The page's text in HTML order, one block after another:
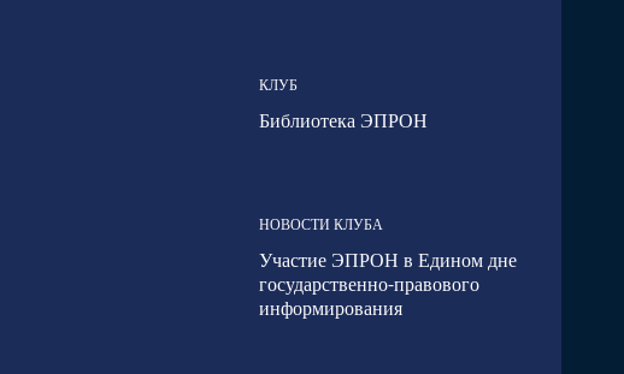
КЛУБ
Библиотека ЭПРОН
НОВОСТИ КЛУБА
Участие ЭПРОН в Едином дне
государственно-правового
информирования